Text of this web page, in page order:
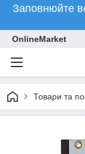
Заповнюйте
OnlineMarket
Товари та